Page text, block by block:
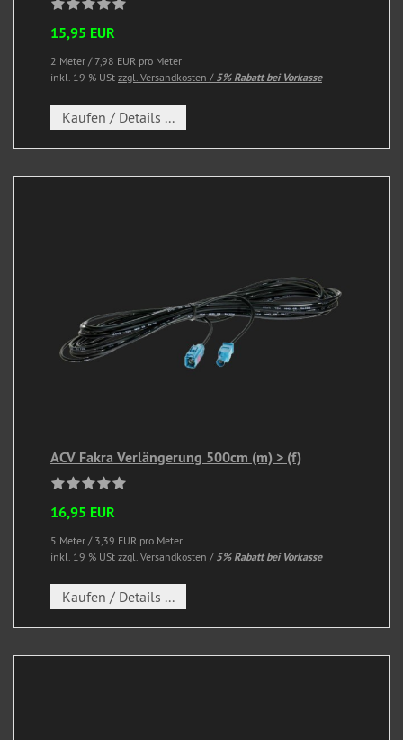
15,95 EUR
2 Meter / 7,98 EUR pro Meter
inkl. 19 % USt zzgl. Versandkosten / 5% Rabatt bei Vorkasse
Kaufen / Details ...
ACV Fakra Verlängerung 500cm (m) > (f)
16,95 EUR
5 Meter / 3,39 EUR pro Meter
inkl. 19 % USt zzgl. Versandkosten / 5% Rabatt bei Vorkasse
Kaufen / Details ...